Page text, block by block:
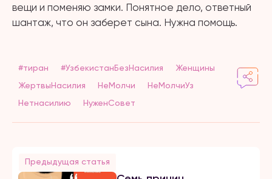
вещи и поменяю замки. Понятное дело, ответный
шантаж, что он заберет сына. Нужна помощь.
#тиран #УзбекистанБезНасилия
Женщины
ЖертвыНасилия
НеМолчи
НеМолчиУз
Нетнасилию
НуженСовет
Предыдущая статья